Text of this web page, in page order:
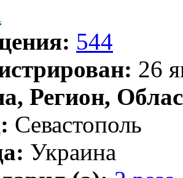
544
26
Регион,
Севастополь
Украина